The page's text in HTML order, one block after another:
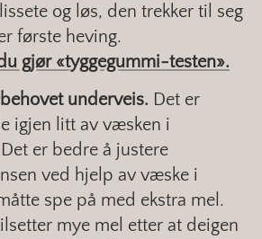
og løs, den trekker til seg
første heving.
gjør «tyggegummi-testen».
underveis. Det er
igjen litt av væsken i
er bedre å justere
ved hjelp av væske i
spe på med ekstra mel.
mye mel etter at deigen